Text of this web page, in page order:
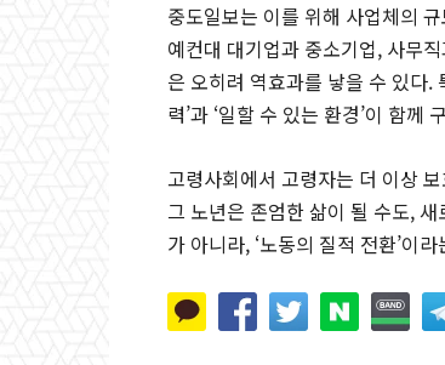
중도일보는 이를 위해 사업체의
예컨대 대기업과 중소기업, 사무
은 오히려 역효과를 낳을 수 있다.
력’과 ‘일할 수 있는 환경’이 함께
고령사회에서 고령자는 더 이상
그 노년은 존엄한 삶이 될 수도,
가 아니라, ‘노동의 질적 전환’이